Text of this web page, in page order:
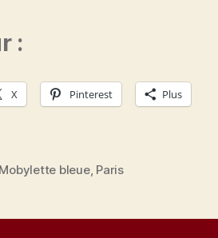
:
X Pinterest Plus
Mobylette bleue, Paris